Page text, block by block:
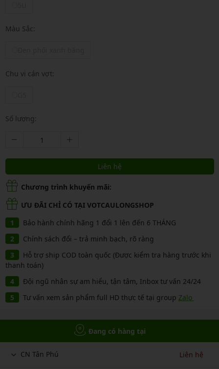
Màu Sắc:
Chu vi cán vợt:
Số lượng:
Liên hệ
Chương trình khuyến mãi:
ƯU ĐÃI CHỈ CÓ TẠI VOTCAULONGSHOP
Bảo hành chính hãng 1 đổi 1 lên đến 6 THÁNG
Chính sách đổi – trả minh bạch, rõ ràng
Hỗ trợ ship COD toàn quốc (Được kiểm tra hàng trước khi
thanh toán)
Đội ngũ nhân sự am hiểu, tận tâm, Inbox tư vấn 24/24
Tư vấn xem sản phẩm full HD thực tế tại group Zalo
Đang có hàng tại
CN Tân Phú Liên hệ